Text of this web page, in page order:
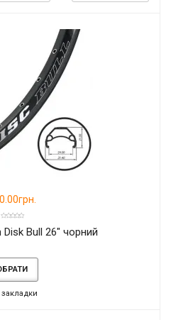
Bull 26" чорний
закладки